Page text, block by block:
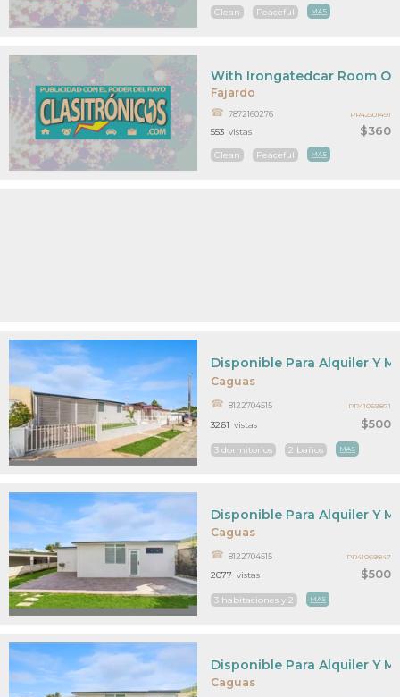
Clean Peaceful MAS
Fajardo
$360
With Irongatedcar Room
7872160276
Clean Peaceful MAS
553 vistas
PR42301491
Caguas
$500
Disponible Para Alquiler Y
8122704515
3 dormitorios 2 baños MAS
3261 vistas
PR41069871
Caguas
$500
Disponible Para Alquiler Y
8122704515
3 habitaciones y 2 MAS
2077 vistas
PR41069847
Caguas
Disponible Para Alquiler Y